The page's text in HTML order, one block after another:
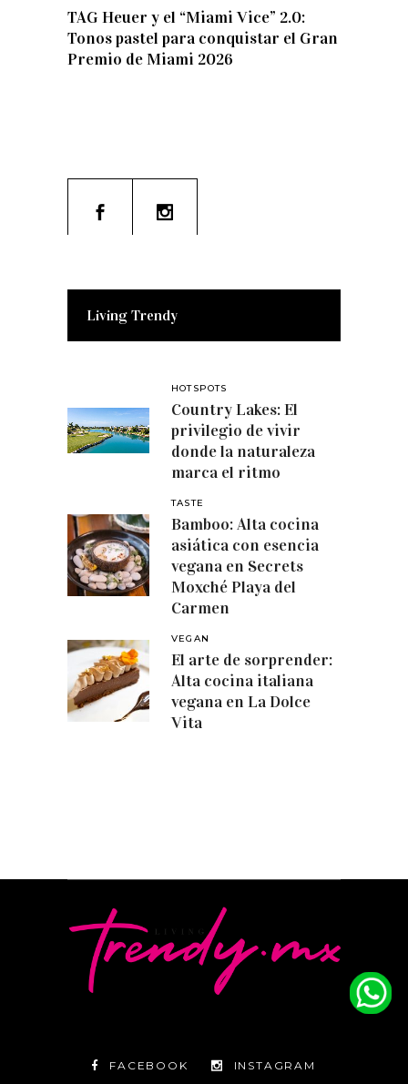
TAG Heuer y el “Miami Vice” 2.0:
Tonos pastel para conquistar el Gran
Premio de Miami 2026
Living Trendy
HOTSPOTS
Country Lakes: El
privilegio de vivir
donde la naturaleza
marca el ritmo
TASTE
Bamboo: Alta cocina
asiática con esencia
vegana en Secrets
Moxché Playa del
Carmen
VEGAN
El arte de sorprender:
Alta cocina italiana
vegana en La Dolce
Vita
FACEBOOK INSTAGRAM